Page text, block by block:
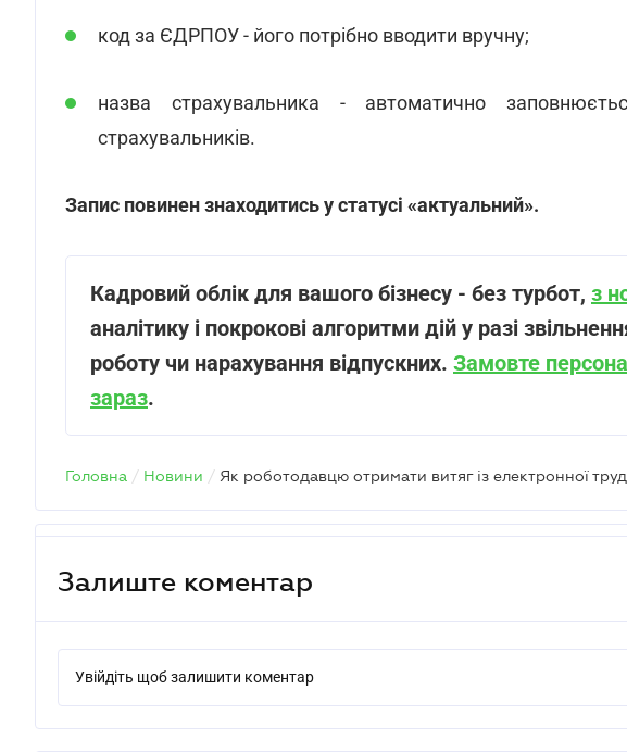
код за ЄДРПОУ - його потрібно вводити вручну;
назва страхувальника - автоматично
страхувальників.
Запис повинен знаходитись у статусі «актуальний».
Кадровий облік для вашого бізнесу - без турбот, з
аналітику і покрокові алгоритми дій у разі
роботу чи нарахування відпускних. Замовте
зараз.
Головна / Новини /
Залиште коментар
Увійдіть щоб залишити коментар